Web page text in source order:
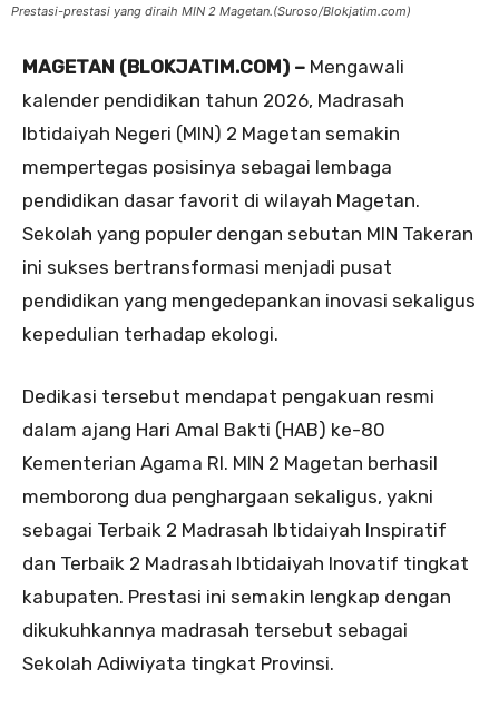
Prestasi-prestasi yang diraih MIN 2 Magetan.(Suroso/Blokjatim.com)
MAGETAN (BLOKJATIM.COM) – Mengawali
kalender pendidikan tahun 2026, Madrasah
Ibtidaiyah Negeri (MIN) 2 Magetan semakin
mempertegas posisinya sebagai lembaga
pendidikan dasar favorit di wilayah Magetan.
Sekolah yang populer dengan sebutan MIN Takeran
ini sukses bertransformasi menjadi pusat
pendidikan yang mengedepankan inovasi sekaligus
kepedulian terhadap ekologi.
Dedikasi tersebut mendapat pengakuan resmi
dalam ajang Hari Amal Bakti (HAB) ke-80
Kementerian Agama RI. MIN 2 Magetan berhasil
memborong dua penghargaan sekaligus, yakni
sebagai Terbaik 2 Madrasah Ibtidaiyah Inspiratif
dan Terbaik 2 Madrasah Ibtidaiyah Inovatif tingkat
kabupaten. Prestasi ini semakin lengkap dengan
dikukuhkannya madrasah tersebut sebagai
Sekolah Adiwiyata tingkat Provinsi.